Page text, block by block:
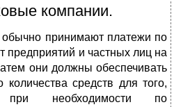
компании.
принимают платежи по
предприятий и частных лиц на
они должны обеспечивать
количества средств для того,
при необходимости по